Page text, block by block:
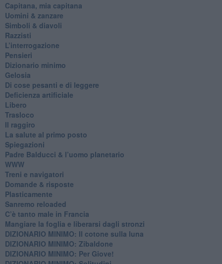
​Capitana, mia capitana
Uomini & zanzare
​Simboli & diavoli
Razzisti
​L’interrogazione
Pensieri
​Dizionario minimo
Gelosia
Di cose pesanti e di leggere
​Deficienza artificiale
Libero
Trasloco
Il raggiro
​La salute al primo posto
Spiegazioni
Padre Balducci & l’uomo planetario
WWW
​Treni e navigatori
​Domande & risposte
​Plasticamente
Sanremo reloaded
C’è tanto male in Francia
​Mangiare la foglia e liberarsi dagli stronzi
DIZIONARIO MINIMO: Il cotone sulla luna
DIZIONARIO MINIMO: Zibaldone
DIZIONARIO MINIMO: Per Giove!